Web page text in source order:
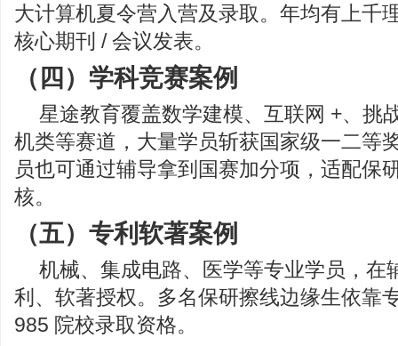
大计算机夏令营入营及录取。年均有上千
核心期刊 / 会议发表。
（四）学科竞赛案例
星途教育覆盖数学建模、互联网 +、挑
机类等赛道，大量学员斩获国家级一二等
员也可通过辅导拿到国赛加分项，适配保
核。
（五）专利软著案例
机械、集成电路、医学等专业学员，在
利、软著授权。多名保研擦线边缘生依靠
985 院校录取资格。